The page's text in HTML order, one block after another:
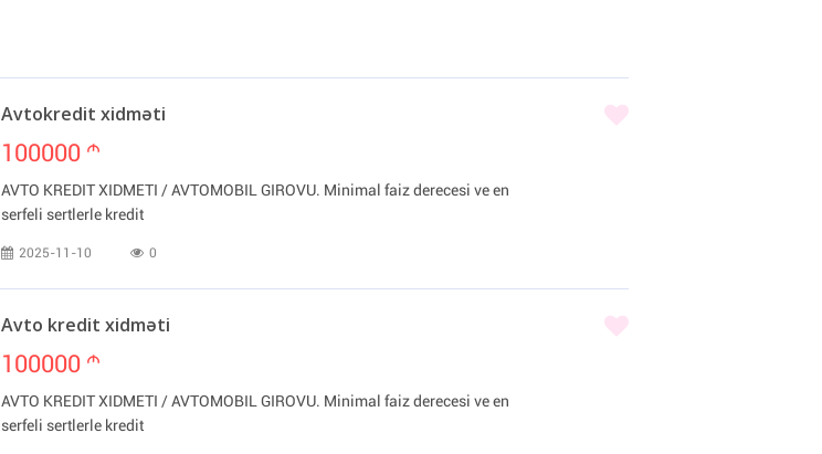
Avtokredit xidməti
100000 m
AVTO KREDIT XIDMETI / AVTOMOBIL GIROVU. Minimal faiz derecesi ve en
serfeli sertlerle kredit
2025-11-10 0
Avto kredit xidməti
100000 m
AVTO KREDIT XIDMETI / AVTOMOBIL GIROVU. Minimal faiz derecesi ve en
serfeli sertlerle kredit